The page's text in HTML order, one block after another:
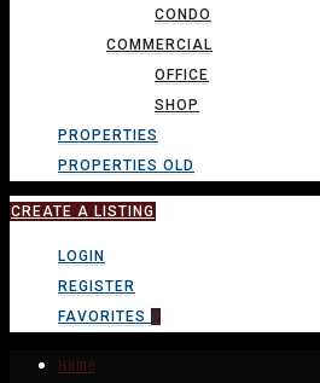
CONDO
COMMERCIAL
OFFICE
SHOP
PROPERTIES
PROPERTIES OLD
CREATE A LISTING
LOGIN
REGISTER
FAVORITES 0
Home